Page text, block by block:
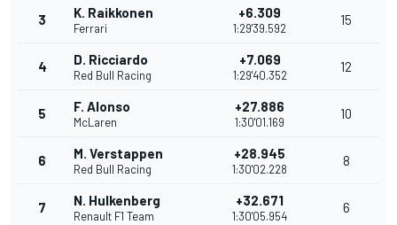
3 K. Raikkonen
Ferrari
+6.309
1:29'39.592
15
4 D. Ricciardo
Red Bull Racing
+7.069
1:29'40.352
12
5 F. Alonso
McLaren
+27.886
1:30'01.169
10
6 M. Verstappen
Red Bull Racing
+28.945
1:30'02.228
8
7 N. Hulkenberg
Renault F1 Team
+32.671
1:30'05.954
6